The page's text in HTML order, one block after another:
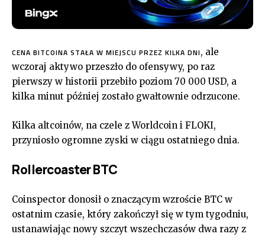
CENA BITCOINA STAŁA W MIEJSCU PRZEZ KILKA DNI, ale
wczoraj aktywo przeszło do ofensywy, po raz
pierwszy w historii przebiło poziom 70 000 USD, a
kilka minut później zostało gwałtownie odrzucone.
Kilka altcoinów, na czele z Worldcoin i FLOKI,
przyniosło ogromne zyski w ciągu ostatniego dnia.
Rollercoaster BTC
Coinspector donosił o znaczącym wzroście BTC w
ostatnim czasie, który zakończył się w tym tygodniu,
ustanawiając nowy szczyt wszechczasów dwa razy z